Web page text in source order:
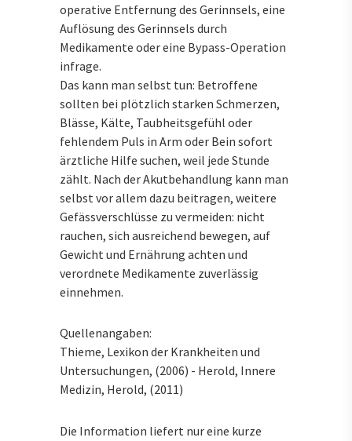
operative Entfernung des Gerinnsels, eine
Auflösung des Gerinnsels durch
Medikamente oder eine Bypass-Operation
infrage.
Das kann man selbst tun: Betroffene
sollten bei plötzlich starken Schmerzen,
Blässe, Kälte, Taubheitsgefühl oder
fehlendem Puls in Arm oder Bein sofort
ärztliche Hilfe suchen, weil jede Stunde
zählt. Nach der Akutbehandlung kann man
selbst vor allem dazu beitragen, weitere
Gefässverschlüsse zu vermeiden: nicht
rauchen, sich ausreichend bewegen, auf
Gewicht und Ernährung achten und
verordnete Medikamente zuverlässig
einnehmen.
Quellenangaben:
Thieme, Lexikon der Krankheiten und
Untersuchungen, (2006) - Herold, Innere
Medizin, Herold, (2011)
Die Information liefert nur eine kurze